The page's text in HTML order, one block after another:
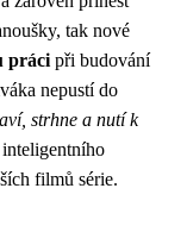
tak nové
práci při budování
nepustí do
strhne a nutí k
inteligentního
filmů série.